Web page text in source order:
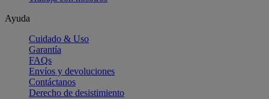
Ayuda
Cuidado & Uso
Garantía
FAQs
Envíos y devoluciones
Contáctanos
Derecho de desistimiento